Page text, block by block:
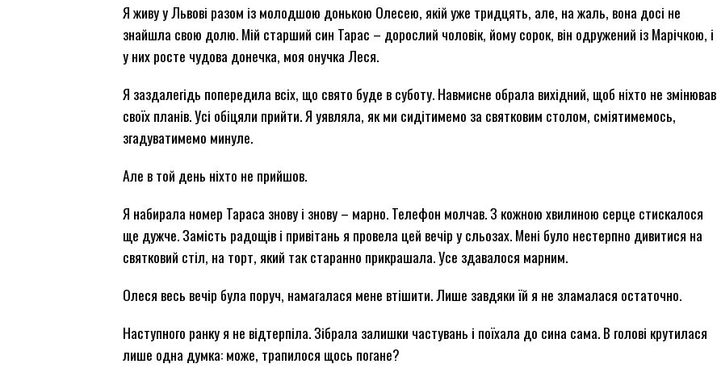
Я живу у Львові разом із молодшою донькою Олесею, якій уже тридцять, але, на жаль, вона досі не
знайшла свою долю. Мій старший син Тарас – дорослий чоловік, йому сорок, він одружений із Марічкою, і
у них росте чудова донечка, моя онучка Леся.
Я заздалегідь попередила всіх, що свято буде в суботу. Навмисне обрала вихідний, щоб ніхто не змінював
своїх планів. Усі обіцяли прийти. Я уявляла, як ми сидітимемо за святковим столом, сміятимемось,
згадуватимемо минуле.
Але в той день ніхто не прийшов.
Я набирала номер Тараса знову і знову – марно. Телефон молчав. З кожною хвилиною серце стискалося
ще дужче. Замість радощів і привітань я провела цей вечір у сльозах. Мені було нестерпно дивитися на
святковий стіл, на торт, який так старанно прикрашала. Усе здавалося марним.
Олеся весь вечір була поруч, намагалася мене втішити. Лише завдяки їй я не зламалася остаточно.
Наступного ранку я не відтерпіла. Зібрала залишки частувань і поїхала до сина сама. В голові крутилася
лише одна думка: може, трапилося щось погане?